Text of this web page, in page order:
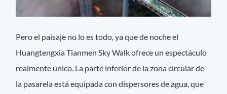
Pero el paisaje no lo es todo, ya que de noche el
Huangtengxia Tianmen Sky Walk ofrece un espectáculo
realmente único. La parte inferior de la zona circular de
la pasarela está equipada con dispersores de agua, que